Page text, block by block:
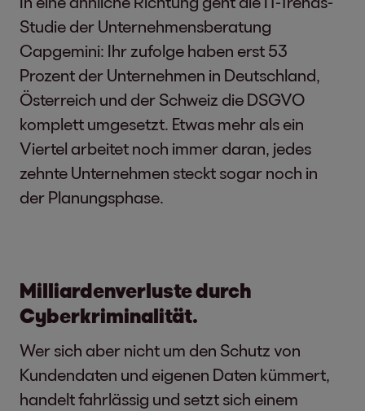
Studie der Unternehmensberatung
Capgemini: Ihr zufolge haben erst 53
Prozent der Unternehmen in Deutschland,
Österreich und der Schweiz die DSGVO
komplett umgesetzt. Etwas mehr als ein
Viertel arbeitet noch immer daran, jedes
zehnte Unternehmen steckt sogar noch in
der Planungsphase.
Milliardenverluste durch
Cyberkriminalität.
Wer sich aber nicht um den Schutz von
Kundendaten und eigenen Daten kümmert,
handelt fahrlässig und setzt sich einem